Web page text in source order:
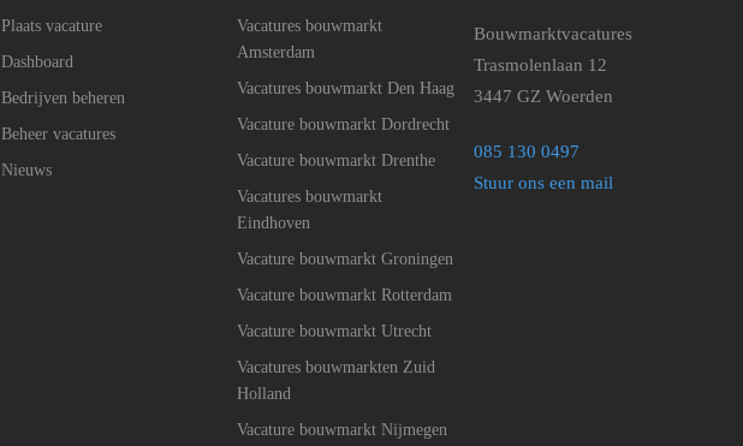
Plaats vacature
Dashboard
Bedrijven beheren
Beheer vacatures
Nieuws
Vacatures bouwmarkt
Amsterdam
Vacatures bouwmarkt Den Haag
Vacature bouwmarkt Dordrecht
Vacature bouwmarkt Drenthe
Vacatures bouwmarkt
Eindhoven
Vacature bouwmarkt Groningen
Vacature bouwmarkt Rotterdam
Vacature bouwmarkt Utrecht
Vacatures bouwmarkten Zuid
Holland
Vacature bouwmarkt Nijmegen
Bouwmarktvacatures
Trasmolenlaan 12
3447 GZ Woerden
085 130 0497
Stuur ons een mail